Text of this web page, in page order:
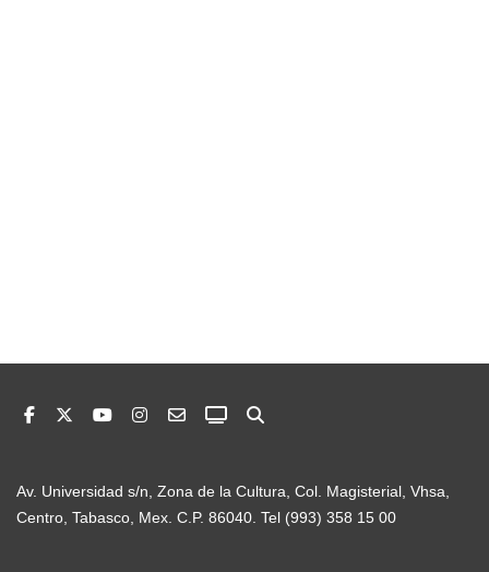
Av. Universidad s/n, Zona de la Cultura, Col. Magisterial, Vhsa,
Centro, Tabasco, Mex. C.P. 86040. Tel (993) 358 15 00